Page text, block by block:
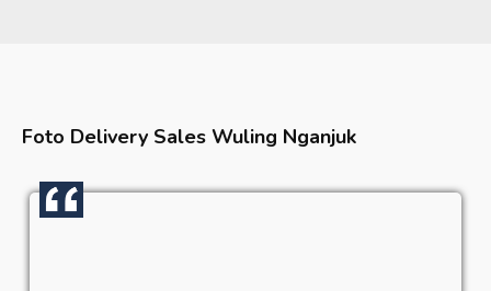
Foto Delivery Sales Wuling Nganjuk